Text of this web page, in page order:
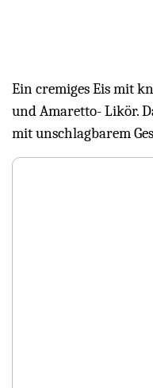
Ein cremiges Eis mit
und Amaretto- Likör.
mit unschlagbarem